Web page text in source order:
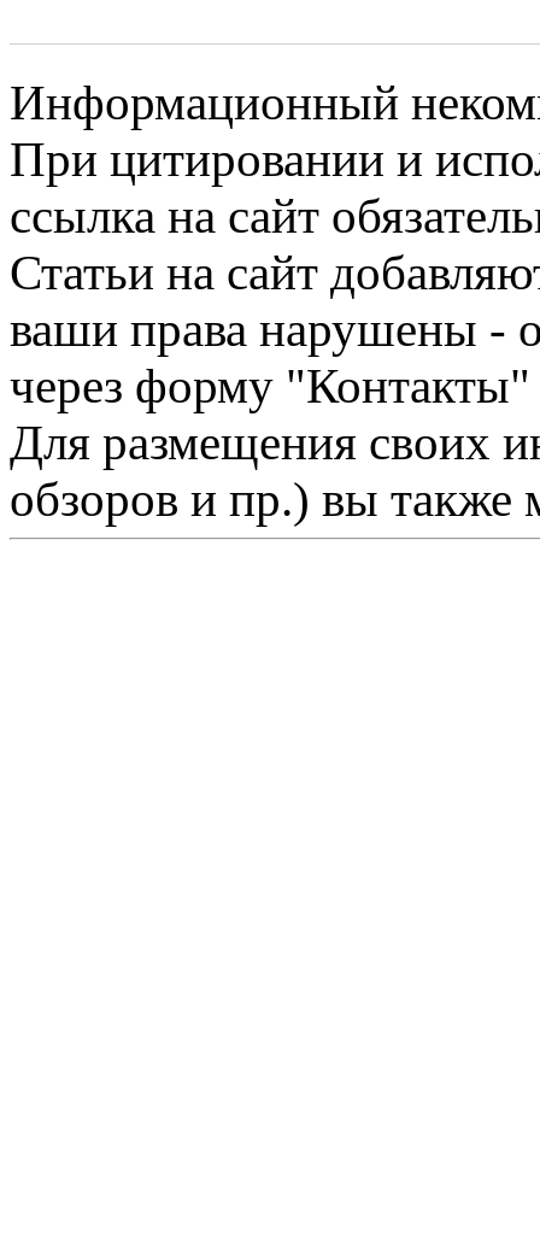
Информационный
При цитировании и
ссылка на сайт
Статьи на сайт
ваши права нарушены -
через форму "Контакты"
Для размещения своих
обзоров и пр.) вы также